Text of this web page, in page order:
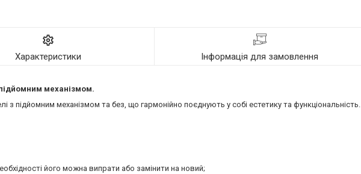
Характеристики Інформація для замовлення
механізмом.
підйомним механізмом та без, що гармонійно поєднують у собі естетику та функціональність.
його можна випрати або замінити на новий;